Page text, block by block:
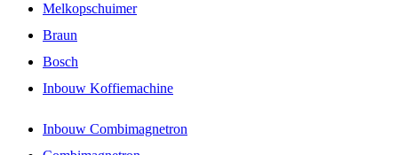
Melkopschuimer
Braun
Bosch
Inbouw Koffiemachine
Inbouw Combimagnetron